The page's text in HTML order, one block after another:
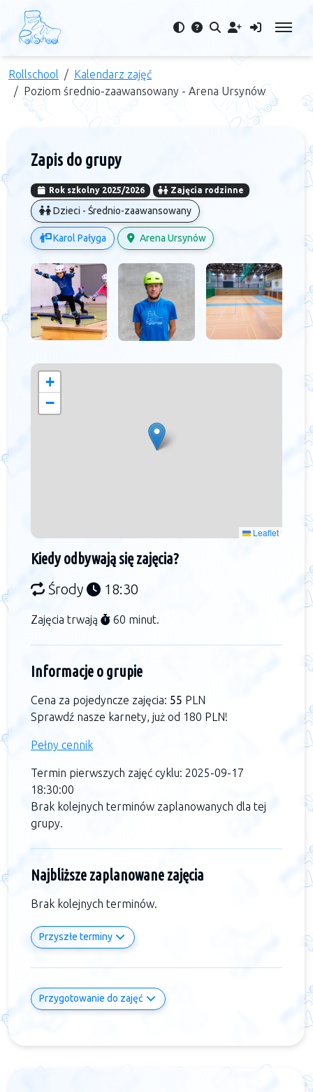
Rollschool
Kalendarz zajęć
Poziom średnio-zaawansowany - Arena Ursynów
Zapis do grupy
Rok szkolny 2025/2026 Zajęcia rodzinne
Dzieci - Średnio-zaawansowany
Karol Pałyga Arena Ursynów
+
−
Leaflet
Kiedy odbywają się zajęcia?
Środy 18:30
Zajęcia trwają 60 minut.
Informacje o grupie
Cena za pojedyncze zajęcia: 55 PLN
Sprawdź nasze karnety, już od 180 PLN!
Pełny cennik
Termin pierwszych zajęć cyklu: 2025-09-17
18:30:00
Brak kolejnych terminów zaplanowanych dla tej
grupy.
Najbliższe zaplanowane zajęcia
Brak kolejnych terminów.
Przyszłe terminy
Przygotowanie do zajęć